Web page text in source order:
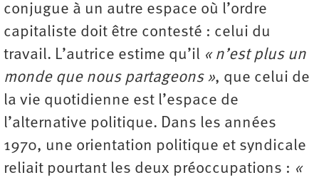
conjugue à un autre espace où l’ordre
capitaliste doit être contesté : celui du
travail. L’autrice estime qu’il « n’est plus un
monde que nous partageons », que celui de
la vie quotidienne est l’espace de
l’alternative politique. Dans les années
1970, une orientation politique et syndicale
reliait pourtant les deux préoccupations : «